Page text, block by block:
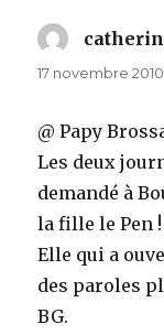
17 novembre
@ Papy
Les deux
demandé à
la fille le Pen !
Elle qui a
des paroles
BG.